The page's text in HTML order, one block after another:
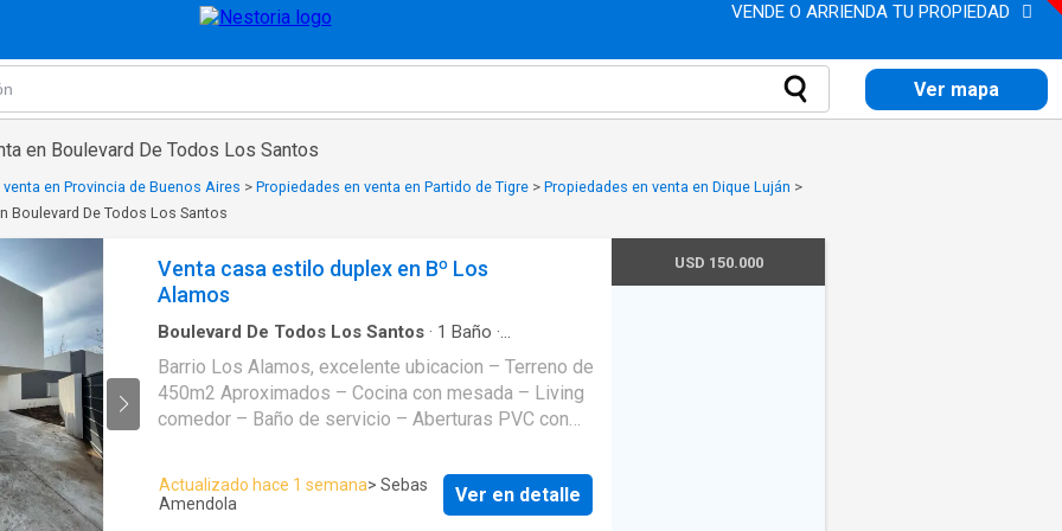
VENDE O ARRIENDA TU PROPIEDAD
Ver mapa
en Boulevard De Todos Los Santos
en Provincia de Buenos Aires > Propiedades en venta en Partido de Tigre > Propiedades en venta en Dique Luján >
Boulevard De Todos Los Santos
Venta casa estilo duplex en Bº Los
Alamos
Boulevard De Todos Los Santos · 1 Baño ·
Barrio Los Alamos, excelente ubicacion – Terreno de
450m2 Aproximados – Cocina con mesada – Living
comedor – Baño de servicio – Aberturas PVC con
balcones – Baño completo – Calefaccion por piso
radiante – Entrada para auto – Galeria con parrilla –
Actualizado hace 1 semana> Sebas
Amendola
Ver en detalle
USD 150.000